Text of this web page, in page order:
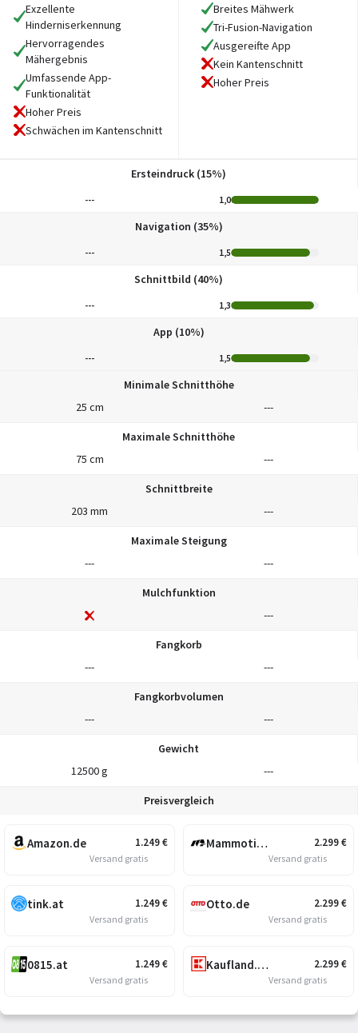
Exzellente
Hinderniserkennung
Hervorragendes
Mähergebnis
Umfassende App-
Funktionalität
Hoher Preis
Schwächen im Kantenschnitt
Breites Mähwerk
Tri-Fusion-Navigation
Ausgereifte App
Kein Kantenschnitt
Hoher Preis
Ersteindruck (15%)
--- 1,0
Navigation (35%)
--- 1,5
Schnittbild (40%)
--- 1,3
App (10%)
--- 1,5
Minimale Schnitthöhe
25 cm
---
Maximale Schnitthöhe
75 cm
---
Schnittbreite
203 mm
---
Maximale Steigung
---
---
Mulchfunktion
---
Fangkorb
---
---
Fangkorbvolumen
---
---
Gewicht
12500 g
---
Preisvergleich
1.249€
Amazon.de
Versand gratis
1.249€
tink.at
Versand gratis
1.249€
0815.at
Versand gratis
2.299€
Mammotion
Versand gratis
2.299€
Otto.de
Versand gratis
2.299€
Kaufland.at
Versand gratis